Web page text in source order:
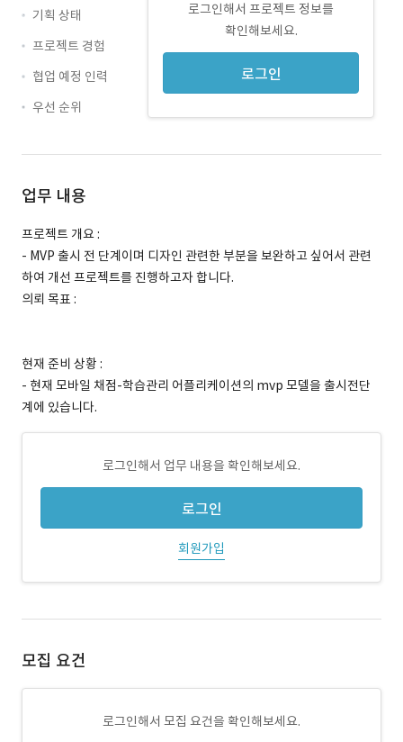
로그인해서 프로젝트 정보를
확인해보세요.
로그인
기획 상태
프로젝트 경험
협업 예정 인력
우선 순위
업무 내용
프로젝트 개요 :
- MVP 출시 전 단계이며 디자인 관련한 부분을 보완하고 싶어서 관련
하여 개선 프로젝트를 진행하고자 합니다.
의뢰 목표 :
현재 준비 상황 :
- 현재 모바일 채점-학습관리 어플리케이션의 mvp 모델을 출시전단
계에 있습니다.
로그인해서 업무 내용을 확인해보세요.
로그인
회원가입
모집 요건
로그인해서 모집 요건을 확인해보세요.